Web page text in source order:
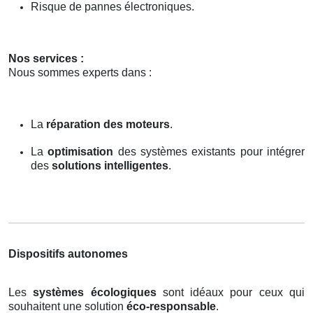
Risque de pannes électroniques.
Nos services :
Nous sommes experts dans :
La réparation des moteurs.
Laoptimisation des systèmes existants pour intégrer
des solutions intelligentes.
Dispositifs autonomes
Lessystèmes écologiquessont idéaux pour ceux qui
souhaitent une solution éco-responsable.